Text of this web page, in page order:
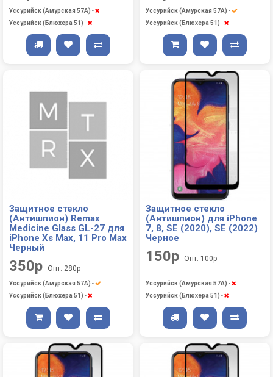
Уссурийск (Амурская 57А) -
Уссурийск (Блюхера 51) -
Уссурийск (Амурская 57А) -
Уссурийск (Блюхера 51) -
Защитное стекло
(Антишпион) Remax
Medicine Glass GL-27 для
iPhone Xs Max, 11 Pro Max
Черный
350р Опт: 280р
Уссурийск (Амурская 57А) -
Уссурийск (Блюхера 51) -
Защитное стекло
(Антишпион) для iPhone
7, 8, SE (2020), SE (2022)
Черное
150р Опт: 100р
Уссурийск (Амурская 57А) -
Уссурийск (Блюхера 51) -